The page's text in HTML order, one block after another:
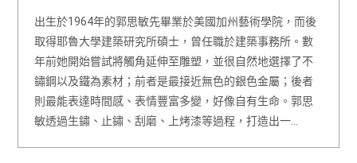
出生於1964年的郭思敏先畢業於美國加州藝術學院，而後
取得耶魯大學建築研究所碩士，曾任職於建築事務所。數
年前她開始嘗試將觸角延伸至雕塑，並很自然地選擇了不
鏽鋼以及鐵為素材；前者是最接近無色的銀色金屬；後者
則最能表達時間感、表情豐富多變，好像自有生命。郭思
敏透過生鏽、止鏽、刮磨、上烤漆等過程，打造出一…